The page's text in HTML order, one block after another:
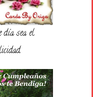
día sea el